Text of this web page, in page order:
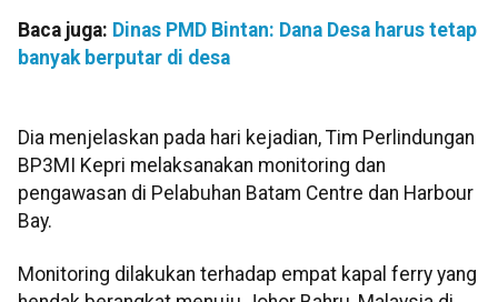
Baca juga: Dinas PMD Bintan: Dana Desa harus tetap
banyak berputar di desa
Dia menjelaskan pada hari kejadian, Tim Perlindungan
BP3MI Kepri melaksanakan monitoring dan
pengawasan di Pelabuhan Batam Centre dan Harbour
Bay.
Monitoring dilakukan terhadap empat kapal ferry yang